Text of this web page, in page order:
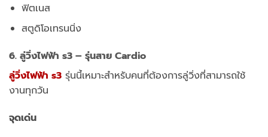
ฟิตเนส
สตูดิโอเทรนนิ่ง
6. ลู่วิ่งไฟฟ้า s3 – รุ่นสาย Cardio
ลู่วิ่งไฟฟ้า s3 รุ่นนี้เหมาะสำหรับคนที่ต้องการลู่วิ่งที่สามารถใช้
งานทุกวัน
จุดเด่น